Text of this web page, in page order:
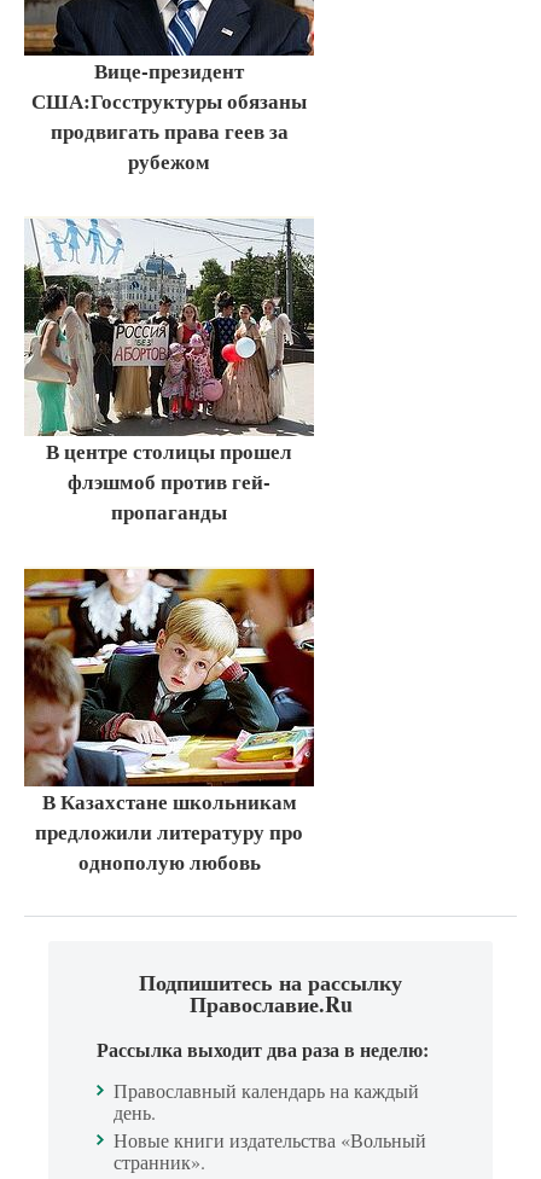
Вице-президент
США:Госструктуры обязаны
продвигать права геев за
рубежом
В центре столицы прошел
флэшмоб против гей-
пропаганды
В Казахстане школьникам
предложили литературу про
однополую любовь
Подпишитесь на рассылку
Православие.Ru
Рассылка выходит два раза в неделю:
Православный календарь на каждый
день.
Новые книги издательства «Вольный
странник».